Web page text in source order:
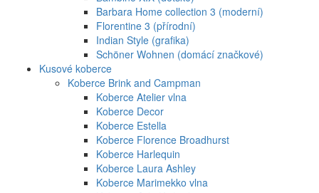
Barbara Home collection 3 (moderní)
Florentine 3 (přírodní)
Indian Style (grafika)
Schöner Wohnen (domácí značkové)
Kusové koberce
Koberce Brink and Campman
Koberce Atelier vlna
Koberce Decor
Koberce Estella
Koberce Florence Broadhurst
Koberce Harlequin
Koberce Laura Ashley
Koberce Marimekko vlna